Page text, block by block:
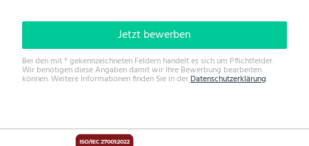
Jetzt bewerben
Bei den mit * gekennzeichneten Feldern handelt es sich um Pflichtfelder.
Wir benötigen diese Angaben damit wir Ihre Bewerbung bearbeiten
können. Weitere Informationen finden Sie in derDatenschutzerklärung.